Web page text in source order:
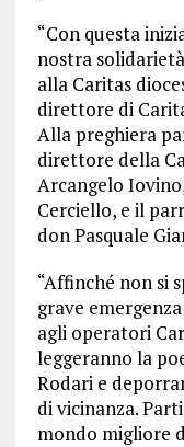
“Con questa
nostra
alla Caritas
direttore di
Alla preghiera
direttore della
Arcangelo
Cerciello, e il
don Pasquale
“Affinché non si
grave
agli operatori
leggeranno la
Rodari e
di vicinanza.
mondo migliore